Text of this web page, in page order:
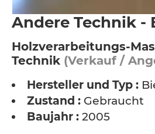
Andere Technik -
Holzverarbeitungs-
Technik (Verkauf /
Hersteller und Typ :
Zustand : Gebraucht
Baujahr : 2005